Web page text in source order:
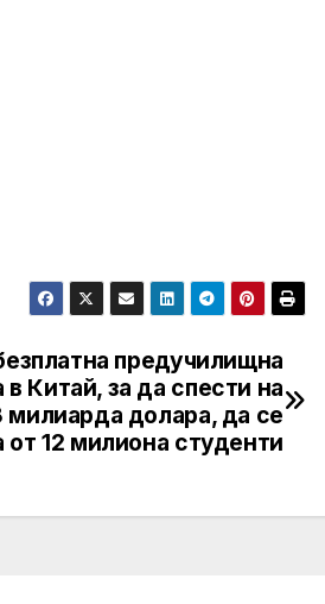
предучилищна
в Китай, за да спести на
милиарда долара, да се
от 12 милиона студенти